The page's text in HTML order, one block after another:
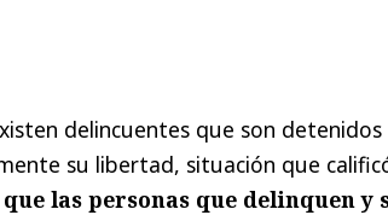
delincuentes que son detenidos
su libertad, situación que
que las personas que delinquen y